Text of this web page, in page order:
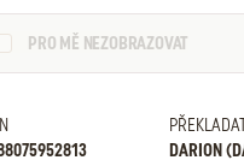
PRO MĚ NEZOBRAZOVAT
DARION